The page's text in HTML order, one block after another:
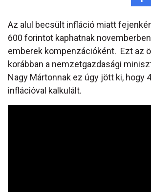
Az alul becsült infláció miatt
600 forintot kaphatnak
emberek kompenzációként. Ezt az
korábban a nemzetgazdasági
Nagy Mártonnak ez úgy jött ki, hogy
inflációval kalkulált.